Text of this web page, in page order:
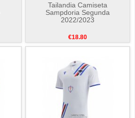
Tailandia Camiseta
Sampdoria Segunda
2022/2023
€18.80